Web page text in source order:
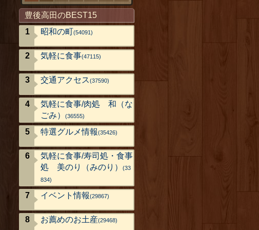
豊後高田のBEST15
昭和の町(54091)
気軽に食事(47115)
交通アクセス(37590)
気軽に食事/肉処 和（な
ごみ）
(36555)
特選グルメ情報(35426)
気軽に食事/寿司処・食事
処 美のり（みのり）
(33
834)
イベント情報(29867)
お薦めのお土産(29468)